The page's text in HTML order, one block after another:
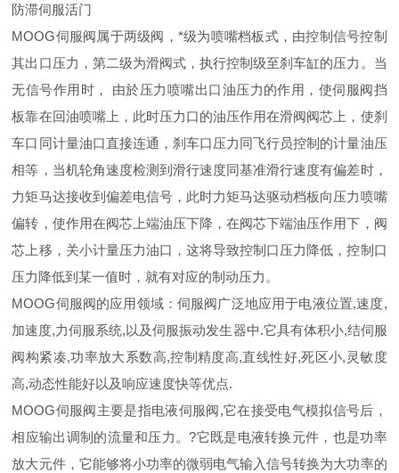
防滞伺服活门
MOOG伺服阀属于两级阀，*级为喷嘴档板式，由控制信号控制
其出口压力，第二级为滑阀式，执行控制级至刹车缸的压力。当
无信号作用时， 由於压力喷嘴出口油压力的作用，使伺服阀挡
板靠在回油喷嘴上，此时压力口的油压作用在滑阀阀芯上，使刹
车口同计量油口直接连通，刹车口压力同飞行员控制的计量油压
相等，当机轮角速度检测到滑行速度同基准滑行速度有偏差时，
力矩马达接收到偏差电信号，此时力矩马达驱动档板向压力喷嘴
偏转，使作用在阀芯上端油压下降，在阀芯下端油压作用下，阀
芯上移，关小计量压力油口，这将导致控制口压力降低，控制口
压力降低到某一值时，就有对应的制动压力。
MOOG伺服阀的应用领域：伺服阀广泛地应用于电液位置,速度,
加速度,力伺服系统,以及伺服振动发生器中.它具有体积小,结伺服
阀构紧凑,功率放大系数高,控制精度高,直线性好,死区小,灵敏度
高,动态性能好以及响应速度快等优点.
MOOG伺服阀主要是指电液伺服阀,它在接受电气模拟信号后，
相应输出调制的流量和压力。?它既是电液转换元件，也是功率
放大元件，它能够将小功率的微弱电气输入信号转换为大功率的